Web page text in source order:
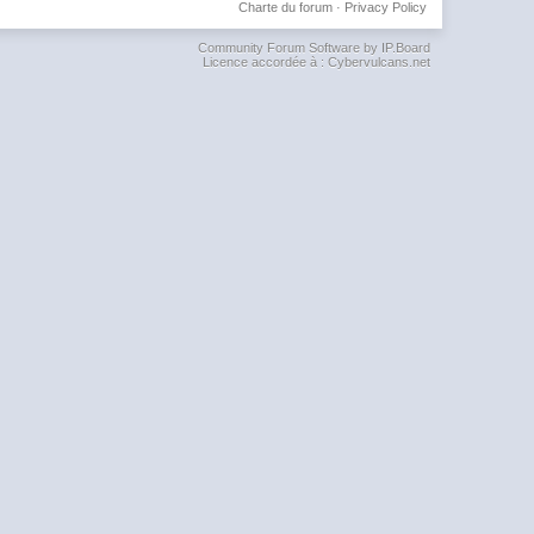
Privacy Policy
Charte du forum·
Community Forum Software by IP.Board
Licence accordée à : Cybervulcans.net